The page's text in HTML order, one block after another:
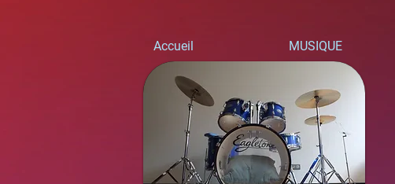
Accueil MUSIQUE